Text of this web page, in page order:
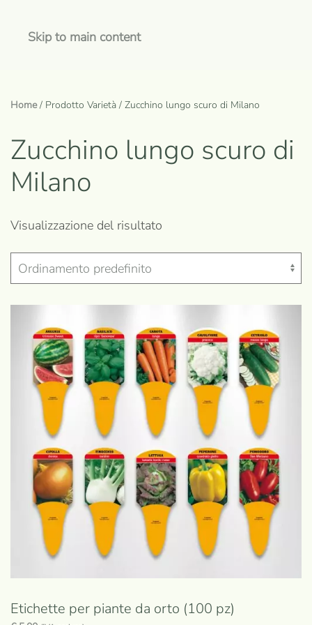
Skip to main content
Home/ Prodotto Varietà / Zucchino lungo scuro di Milano
Zucchino lungo scuro di
Milano
Visualizzazione del risultato
Etichette per piante da orto (100 pz)